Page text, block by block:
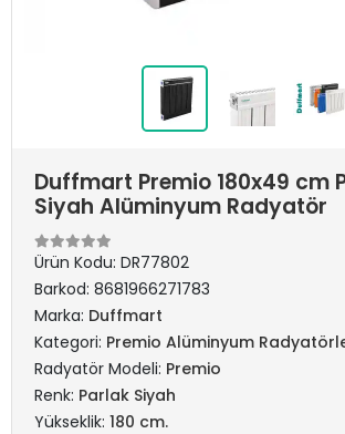
Duffmart Premio 180x49 cm
Siyah Alüminyum Radyatör
Ürün Kodu: DR77802
Barkod: 8681966271783
Marka: Duffmart
Kategori: Premio Alüminyum
Radyatör Modeli: Premio
Renk: Parlak Siyah
Yükseklik: 180 cm.